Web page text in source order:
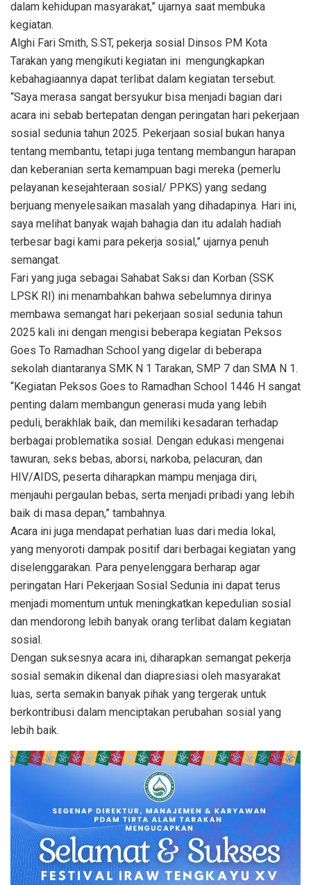
dalam kehidupan masyarakat,” ujarnya saat membuka
kegiatan.
Alghi Fari Smith, S.ST, pekerja sosial Dinsos PM Kota
Tarakan yang mengikuti kegiatan ini mengungkapkan
kebahagiaannya dapat terlibat dalam kegiatan tersebut.
“Saya merasa sangat bersyukur bisa menjadi bagian dari
acara ini sebab bertepatan dengan peringatan hari pekerjaan
sosial sedunia tahun 2025. Pekerjaan sosial bukan hanya
tentang membantu, tetapi juga tentang membangun harapan
dan keberanian serta kemampuan bagi mereka (pemerlu
pelayanan kesejahteraan sosial/ PPKS) yang sedang
berjuang menyelesaikan masalah yang dihadapinya. Hari ini,
saya melihat banyak wajah bahagia dan itu adalah hadiah
terbesar bagi kami para pekerja sosial,” ujarnya penuh
semangat.
Fari yang juga sebagai Sahabat Saksi dan Korban (SSK
LPSK RI) ini menambahkan bahwa sebelumnya dirinya
membawa semangat hari pekerjaan sosial sedunia tahun
2025 kali ini dengan mengisi beberapa kegiatan Peksos
Goes To Ramadhan School yang digelar di beberapa
sekolah diantaranya SMK N 1 Tarakan, SMP 7 dan SMA N 1.
“Kegiatan Peksos Goes to Ramadhan School 1446 H sangat
penting dalam membangun generasi muda yang lebih
peduli, berakhlak baik, dan memiliki kesadaran terhadap
berbagai problematika sosial. Dengan edukasi mengenai
tawuran, seks bebas, aborsi, narkoba, pelacuran, dan
HIV/AIDS, peserta diharapkan mampu menjaga diri,
menjauhi pergaulan bebas, serta menjadi pribadi yang lebih
baik di masa depan,” tambahnya.
Acara ini juga mendapat perhatian luas dari media lokal,
yang menyoroti dampak positif dari berbagai kegiatan yang
diselenggarakan. Para penyelenggara berharap agar
peringatan Hari Pekerjaan Sosial Sedunia ini dapat terus
menjadi momentum untuk meningkatkan kepedulian sosial
dan mendorong lebih banyak orang terlibat dalam kegiatan
sosial.
Dengan suksesnya acara ini, diharapkan semangat pekerja
sosial semakin dikenal dan diapresiasi oleh masyarakat
luas, serta semakin banyak pihak yang tergerak untuk
berkontribusi dalam menciptakan perubahan sosial yang
lebih baik.